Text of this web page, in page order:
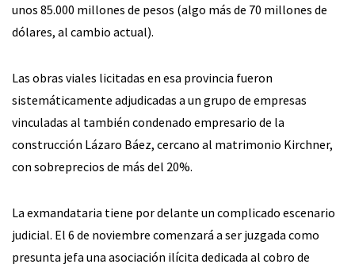
unos 85.000 millones de pesos (algo más de 70 millones de
dólares, al cambio actual).
Las obras viales licitadas en esa provincia fueron
sistemáticamente adjudicadas a un grupo de empresas
vinculadas al también condenado empresario de la
construcción Lázaro Báez, cercano al matrimonio Kirchner,
con sobreprecios de más del 20%.
La exmandataria tiene por delante un complicado escenario
judicial. El 6 de noviembre comenzará a ser juzgada como
presunta jefa una asociación ilícita dedicada al cobro de